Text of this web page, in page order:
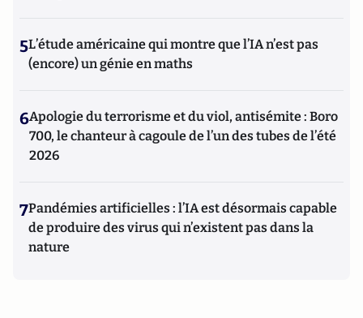
5L’étude américaine qui montre que l’IA n’est pas
(encore) un génie en maths
6Apologie du terrorisme et du viol, antisémite : Boro
700, le chanteur à cagoule de l’un des tubes de l’été
2026
7Pandémies artificielles : l’IA est désormais capable
de produire des virus qui n’existent pas dans la
nature